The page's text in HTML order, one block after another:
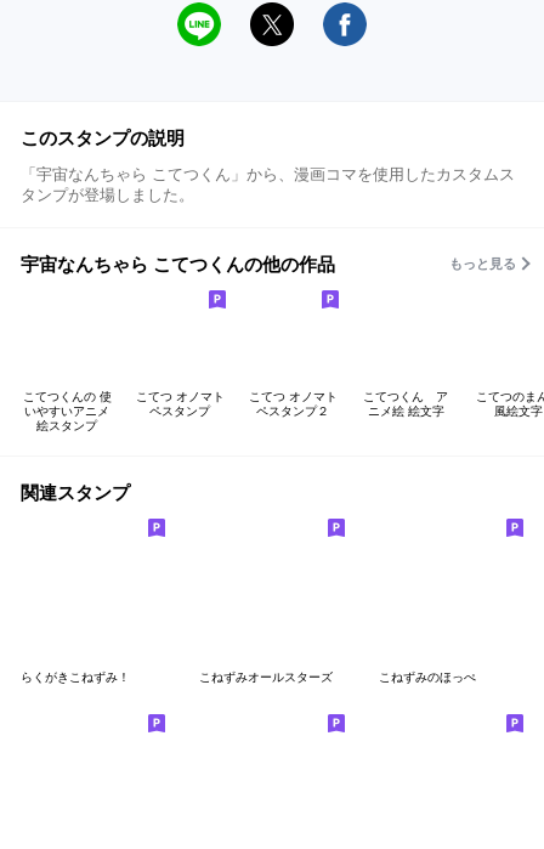
このスタンプの説明
「宇宙なんちゃら こてつくん」から、漫画コマを使用したカスタムス
タンプが登場しました。
宇宙なんちゃら こてつくんの他の作品 もっと見る
こてつくんの 使
いやすいアニメ
絵スタンプ
こてつ オノマト
ペスタンプ
こてつ オノマト
ペスタンプ２
こてつくん ア
ニメ絵 絵文字
こてつのま
風絵文字
関連スタンプ
らくがきこねずみ！ こねずみオールスターズ こねずみのほっぺ